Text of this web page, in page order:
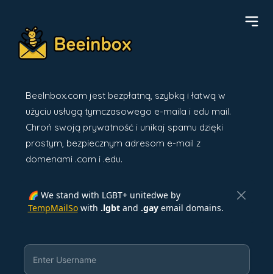
BeeInbox.com jest bezpłatną, szybką i łatwą w
użyciu usługą tymczasowego e-maila i edu mail.
Chroń swoją prywatność i unikaj spamu dzięki
prostym, bezpiecznym adresom e-mail z
domenami .com i .edu.
🌈 We stand with LGBT+ unitedwe by
TempMailSowith .lgbtand .gayemail domains.